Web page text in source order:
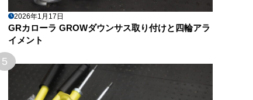
2026年1月17日
GRカローラ GROWダウンサス取り付けと四輪アラ
イメント
5